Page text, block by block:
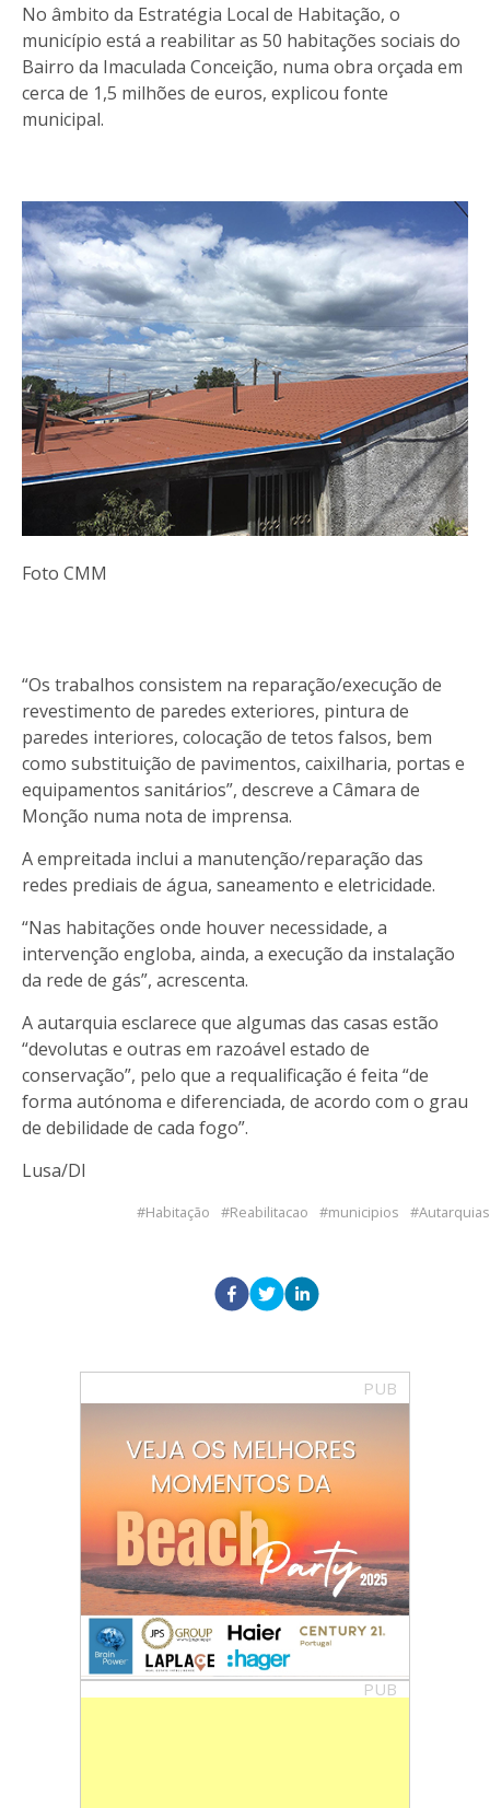
No âmbito da Estratégia Local de Habitação, o
município está a reabilitar as 50 habitações sociais do
Bairro da Imaculada Conceição, numa obra orçada em
cerca de 1,5 milhões de euros, explicou fonte
municipal.
Foto CMM
“Os trabalhos consistem na reparação/execução de
revestimento de paredes exteriores, pintura de
paredes interiores, colocação de tetos falsos, bem
como substituição de pavimentos, caixilharia, portas e
equipamentos sanitários”, descreve a Câmara de
Monção numa nota de imprensa.
A empreitada inclui a manutenção/reparação das
redes prediais de água, saneamento e eletricidade.
“Nas habitações onde houver necessidade, a
intervenção engloba, ainda, a execução da instalação
da rede de gás”, acrescenta.
A autarquia esclarece que algumas das casas estão
“devolutas e outras em razoável estado de
conservação”, pelo que a requalificação é feita “de
forma autónoma e diferenciada, de acordo com o grau
de debilidade de cada fogo”.
Lusa/DI
Habitação Reabilitacao municipios Autarquias
PUB
PUB